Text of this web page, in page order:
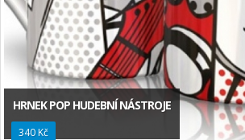
HRNEK POP HUDEBNÍ NÁSTROJE
340 Kč